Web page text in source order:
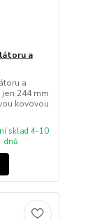
a
a
244 mm
kovovou
sklad 4-10
dnů